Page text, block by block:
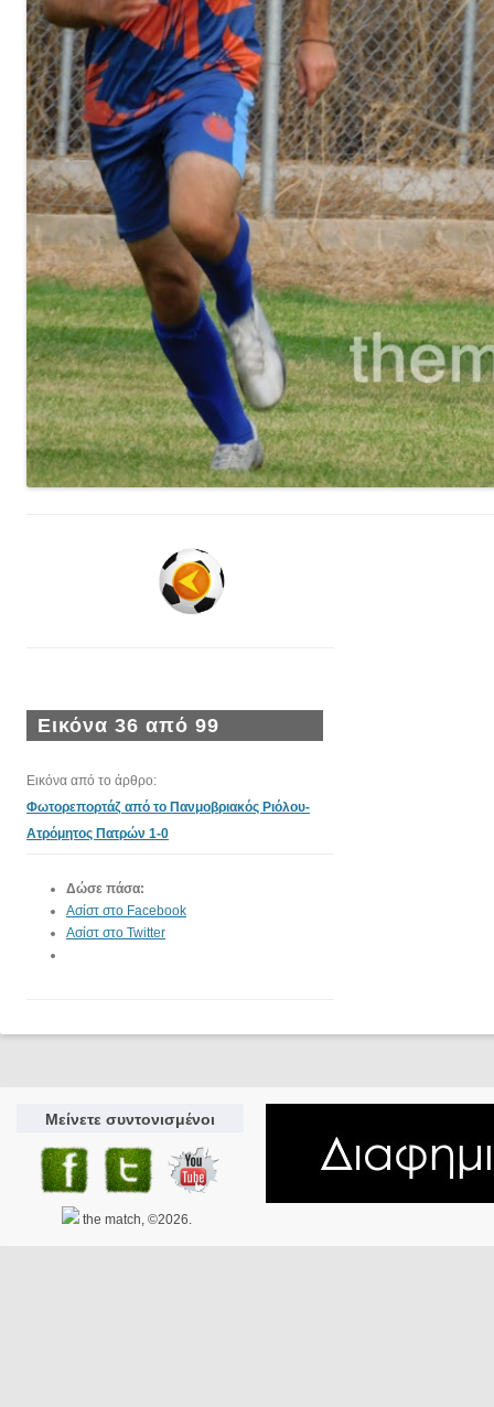
Εικόνα 36 από 99
Εικόνα από το άρθρο:
Φωτορεπορτάζ από το Πανμοβριακός Ριόλου-
Ατρόμητος Πατρών 1-0
Δώσε πάσα:
Ασίστ στο Facebook
Ασίστ στο Twitter
Μείνετε συντονισμένοι
the match, ©2026.